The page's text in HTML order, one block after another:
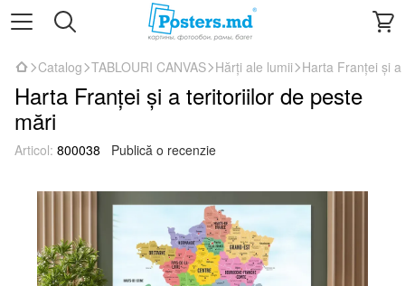
Catalog TABLOURI CANVAS Hărți ale lumii Harta Franței și
Harta Franței și a teritoriilor de peste
mări
Articol: 800038 Publică o recenzie